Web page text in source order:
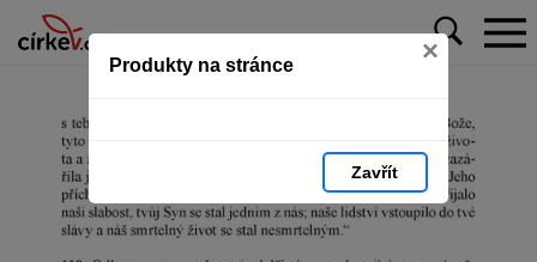
Produkty na stránce ×
Zavřít